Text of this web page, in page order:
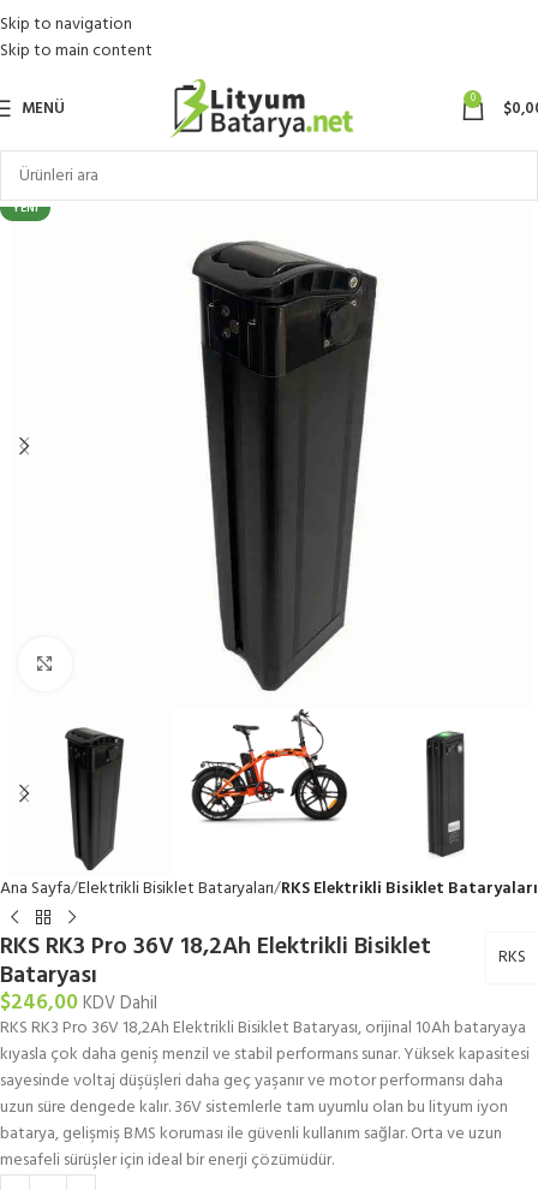
Skip to navigation
Skip to main content
MENÜ 0 $
YENI
Ana Sayfa Elektrikli Bisiklet Bataryaları RKS Elektrikli Bisiklet Bataryaları
RKS RK3 Pro 36V 18,2Ah Elektrikli Bisiklet
Bataryası RKS
$246,00KDV Dahil
RKS RK3 Pro 36V 18,2Ah Elektrikli Bisiklet Bataryası, orijinal 10Ah bataryaya
kıyasla çok daha geniş menzil ve stabil performans sunar. Yüksek kapasitesi
sayesinde voltaj düşüşleri daha geç yaşanır ve motor performansı daha
uzun süre dengede kalır. 36V sistemlerle tam uyumlu olan bu lityum iyon
batarya, gelişmiş BMS koruması ile güvenli kullanım sağlar. Orta ve uzun
mesafeli sürüşler için ideal bir enerji çözümüdür.